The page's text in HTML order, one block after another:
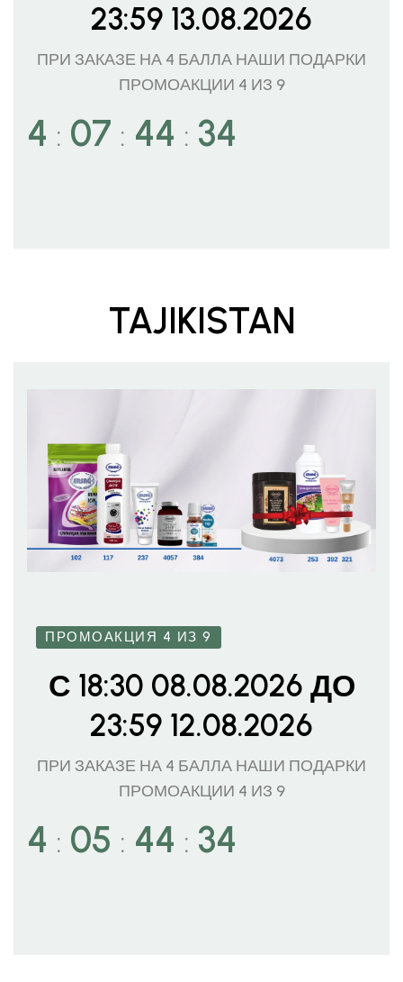
23:59 13.08.2026
ПРИ ЗАКАЗЕ НА 4 БАЛЛА НАШИ ПОДАРКИ
ПРОМОАКЦИИ 4 ИЗ 9
4 : 07 : 44 : 32
TAJIKISTAN
ПРОМОАКЦИЯ 4 ИЗ 9
С 18:30 08.08.2026 ДО
23:59 12.08.2026
ПРИ ЗАКАЗЕ НА 4 БАЛЛА НАШИ ПОДАРКИ
ПРОМОАКЦИИ 4 ИЗ 9
4 : 05 : 44 : 32